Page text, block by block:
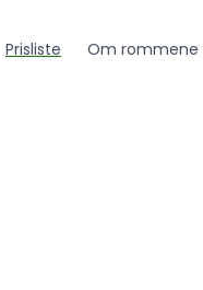
Prisliste Om rommene